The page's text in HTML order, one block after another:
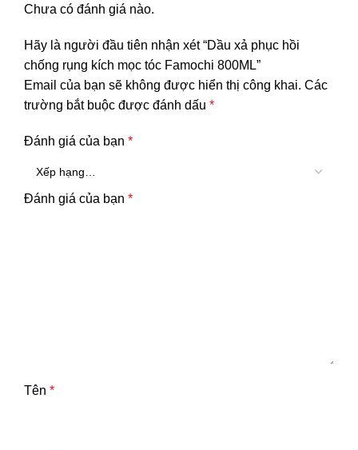
Chưa có đánh giá nào.
Hãy là người đầu tiên nhận xét “Dầu xả phục hồi
chống rụng kích mọc tóc Famochi 800ML”
Email của bạn sẽ không được hiển thị công khai. Các
trường bắt buộc được đánh dấu *
Đánh giá của bạn *
Đánh giá của bạn *
Tên *